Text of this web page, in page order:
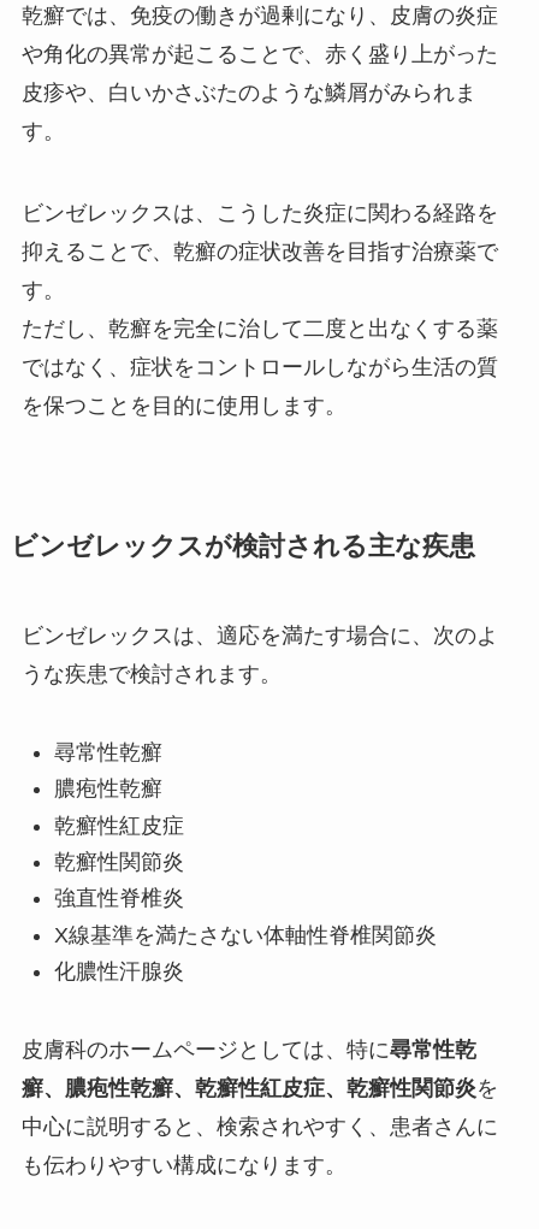
乾癬では、免疫の働きが過剰になり、皮膚の炎症
や角化の異常が起こることで、赤く盛り上がった
皮疹や、白いかさぶたのような鱗屑がみられま
す。
ビンゼレックスは、こうした炎症に関わる経路を
抑えることで、乾癬の症状改善を目指す治療薬で
す。
ただし、乾癬を完全に治して二度と出なくする薬
ではなく、症状をコントロールしながら生活の質
を保つことを目的に使用します。
ビンゼレックスが検討される主な疾患
ビンゼレックスは、適応を満たす場合に、次のよ
うな疾患で検討されます。
尋常性乾癬
膿疱性乾癬
乾癬性紅皮症
乾癬性関節炎
強直性脊椎炎
X線基準を満たさない体軸性脊椎関節炎
化膿性汗腺炎
皮膚科のホームページとしては、特に尋常性乾
癬、膿疱性乾癬、乾癬性紅皮症、乾癬性関節炎を
中心に説明すると、検索されやすく、患者さんに
も伝わりやすい構成になります。